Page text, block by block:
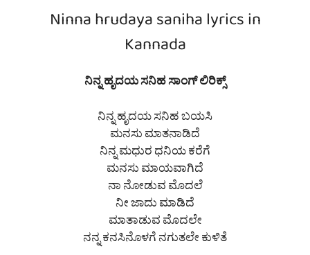
Ninna hrudaya saniha lyrics in
Kannada
ನಿನ್ನ ಹೃದಯ ಸನಿಹ ಸಾಂಗ್ ಲಿರಿಕ್ಸ್
ನಿನ್ನ ಹೃದಯ ಸನಿಹ ಬಯಸಿ
ಮನಸು ಮಾತನಾಡಿದೆ
ನಿನ್ನ ಮಧುರ ಧನಿಯ ಕರೆಗೆ
ಮನಸು ಮಾಯವಾಗಿದೆ
ನಾ ನೋಡುವ ಮೊದಲೆ
ನೀ ಜಾದು ಮಾಡಿದೆ
ಮಾತಾಡುವ ಮೊದಲೇ
ನನ್ನ ಕನಸಿನೊಳಗೆ ನಗುತಲೇ ಕುಳಿತೆ